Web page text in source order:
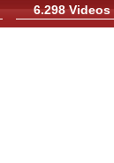
6.298 Videos